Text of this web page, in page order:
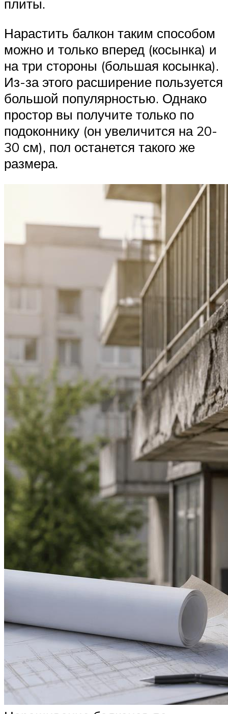
плиты.
Нарастить балкон таким способом
можно и только вперед (косынка) и
на три стороны (большая косынка).
Из-за этого расширение пользуется
большой популярностью. Однако
простор вы получите только по
подоконнику (он увеличится на 20-
30 см), пол останется такого же
размера.